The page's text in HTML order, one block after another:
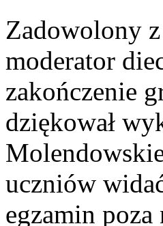
Zadowolony
moderator
zakończenie
dziękował
uczniów
egzamin